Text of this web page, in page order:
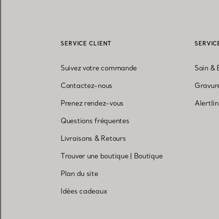
SERVICE CLIENT
Suivez votre commande
Contactez-nous
Prenez rendez-vous
Questions fréquentes
Livraisons & Retours
Trouver une boutique|
Boutique
Plan du site
Idées cadeaux
Soin &